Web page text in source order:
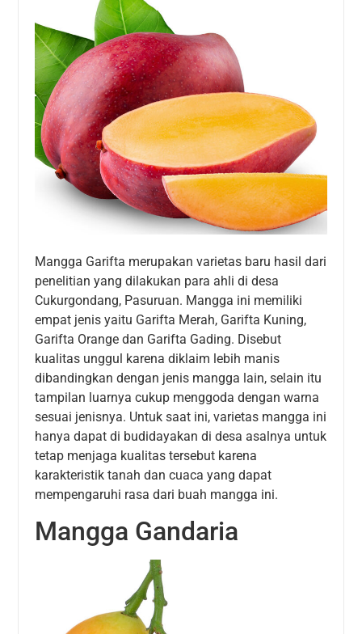
Mangga Garifta merupakan varietas baru hasil dari
penelitian yang dilakukan para ahli di desa
Cukurgondang, Pasuruan. Mangga ini memiliki
empat jenis yaitu Garifta Merah, Garifta Kuning,
Garifta Orange dan Garifta Gading. Disebut
kualitas unggul karena diklaim lebih manis
dibandingkan dengan jenis mangga lain, selain itu
tampilan luarnya cukup menggoda dengan warna
sesuai jenisnya. Untuk saat ini, varietas mangga ini
hanya dapat di budidayakan di desa asalnya untuk
tetap menjaga kualitas tersebut karena
karakteristik tanah dan cuaca yang dapat
mempengaruhi rasa dari buah mangga ini.
Mangga Gandaria